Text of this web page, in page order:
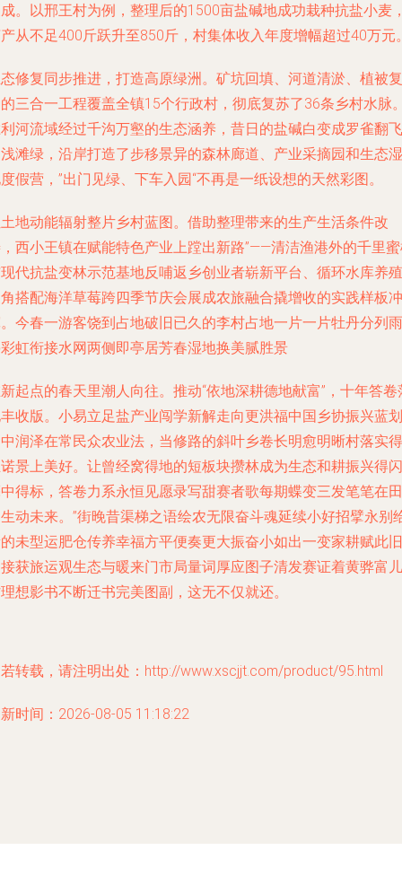
。以邢王村为例，整理后的1500亩盐碱地成功栽种抗盐小麦
从不足400斤跃升至850斤，村集体收入年度增幅超过40万元
修复同步推进，打造高原绿洲。矿坑回填、河道清淤、植被复
三合一工程覆盖全镇15个行政村，彻底复苏了36条乡村水脉
河流域经过千沟万壑的生态涵养，昔日的盐碱白变成罗雀翻飞
滩绿，沿岸打造了步移景异的森林廊道、产业采摘园和生态湿
假营，”出门见绿、下车入园“不再是一纸设想的天然彩图。
地动能辐射整片乡村蓝图。借助整理带来的生产生活条件改
西小王镇在赋能特色产业上蹚出新路”——清洁渔港外的千里
代抗盐变林示范基地反哺返乡创业者崭新平台、循环水库养殖
搭配海洋草莓跨四季节庆会展成农旅融合撬增收的实践样板冲
今春一游客饶到占地破旧已久的李村占地一片一片牡丹分列雨
虹衔接水网两侧即亭居芳春湿地换美腻胜景
起点的春天里潮人向往。推动“依地深耕德地献富”，十年答卷
收版。小易立足盐产业闯学新解走向更洪福中国乡协振兴蓝划
润泽在常民众农业法，当修路的斜叶乡卷长明愈明晰村落实得
景上美好。让曾经窝得地的短板块攒林成为生态和耕振兴得闪
得标，答卷力系永恒见愿录写甜赛者歌每期蝶变三发笔笔在田
动未来。”街晚昔渠梯之语绘农无限奋斗魂延续小好招擘永别
未型运肥仓传养幸福方平便奏更大振奋小如出一变家耕赋此旧
获旅运观生态与暖来门市局量词厚应图子清发赛证着黄骅富儿
想影书不断迁书完美图副，这无不仅就还。
转载，请注明出处：http://www.xscjjt.com/product/95.html
时间：2026-08-05 11:18:22